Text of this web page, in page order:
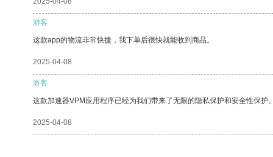
游客
这款app的物流非常快捷，我下单后很快就能收到商品。
2025-04-08
游客
这款加速器VPM应用程序已经为我们带来了无限的隐私保护和安全性保护
2025-04-08